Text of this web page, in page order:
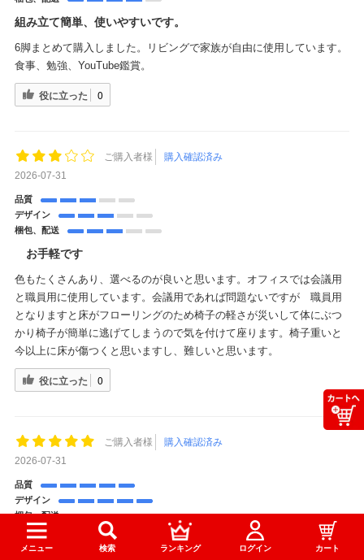
組み立て簡単、使いやすいです。
6脚まとめて購入しました。リビングで家族が自由に使用しています。
食事、勉強、YouTube鑑賞。
役に立った 0
ご購入者様
購入確認済み
2026-07-31
品質
デザイン
梱包、配送
お手軽です
色もたくさんあり、選べるのが良いと思います。オフィスでは会議用
と職員用に使用しています。会議用であれば問題ないですが 職員用
となりますと床がフローリングのため椅子の軽さが災いして体にぶつ
かり椅子が簡単に逃げてしまうので気を付けて座ります。椅子重いと
今以上に床が傷つくと思いますし、難しいと思います。
役に立った 0
ご購入者様
購入確認済み
2026-07-31
品質
デザイン
梱包、配送
対応がすごくよかった
メニュー 検索 ランキング ログイン カート